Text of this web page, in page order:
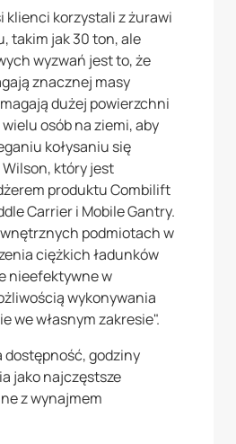
klienci korzystali z żurawi
takim jak 30 ton, ale
wyzwań jest to, że
znacznej masy
dużej powierzchni
osób na ziemi, aby
kołysaniu się
który jest
produktu Combilift
Carrier i Mobile Gantry.
podmiotach w
ciężkich ładunków
nieefektywne w
wykonywania
we własnym zakresie".
dostępność, godziny
jako najczęstsze
z wynajmem